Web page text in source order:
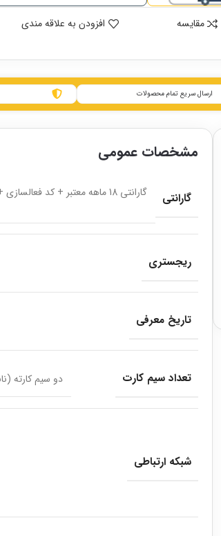
مقایسه افزودن به علاقه مندی
ارسال سریع تمام محصولات
مشخصات عمومی
گارانتی
گارانتی 18 ماهه معتبر + کد
ریجستری
تاریخ معرفی
تعداد سیم کارت دو سیم کارته
شبکه ارتباطی